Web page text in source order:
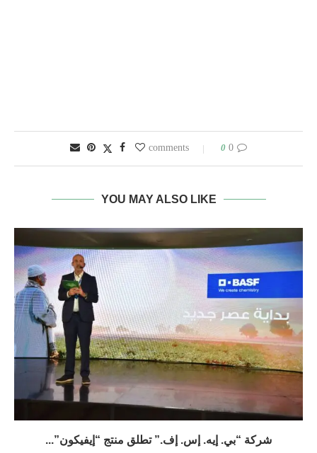
0 comments
0
YOU MAY ALSO LIKE
شركة “بي. إيه. إس. إف.” تطلق منتج “إيفيكون”...